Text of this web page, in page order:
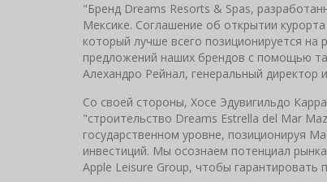
"Бренд Dreams Resorts & Spas,
Мексике. Соглашение об открытии
который лучше всего позиционируется
предложений наших брендов с помощью
Алехандро Рейнал, генеральный директор
Со своей стороны, Хосе Эдувигильдо
"строительство Dreams Estrella del Mar
государственном уровне, позиционируя
инвестиций. Мы осознаем потенциал
Apple Leisure Group, чтобы гарантировать